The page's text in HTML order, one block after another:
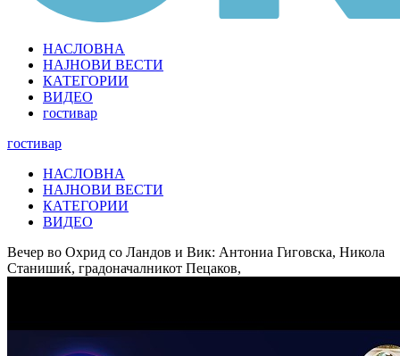
НАСЛОВНА
НАЈНОВИ ВЕСТИ
КАТЕГОРИИ
ВИДЕО
гостивар
гостивар
НАСЛОВНА
НАЈНОВИ ВЕСТИ
КАТЕГОРИИ
ВИДЕО
Вечер во Охрид со Ландов и Вик: Антониа Гиговска, Никола
Станишиќ, градоначалникот Пецаков,